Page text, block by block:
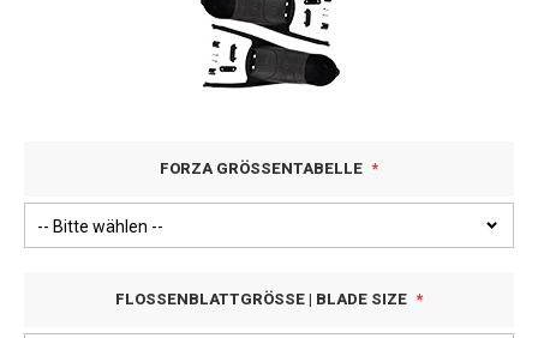
FORZA GRÖSSENTABELLE
FLOSSENBLATTGRÖSSE | BLADE SIZE